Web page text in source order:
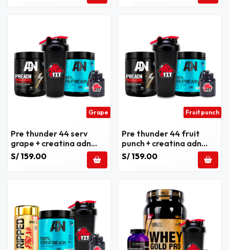
Grape
Pre thunder 44 serv
grape + creatina adn
250g + regalos
S/ 159.00
Fruit punch
Pre thunder 44 fruit
punch + creatina adn
250g + regalos
S/ 159.00